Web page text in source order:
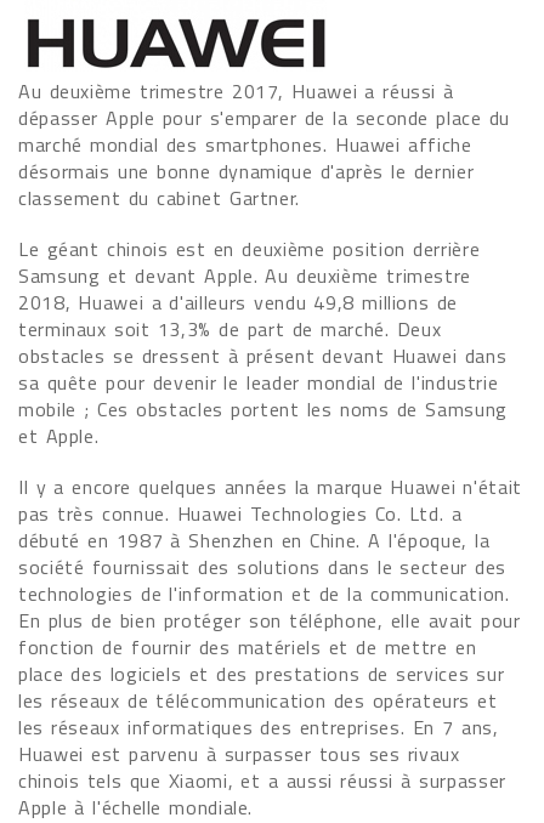
Au deuxième trimestre 2017, Huawei a réussi à
dépasser Apple pour s'emparer de la seconde place du
marché mondial des smartphones. Huawei affiche
désormais une bonne dynamique d'après le dernier
classement du cabinet Gartner.
Le géant chinois est en deuxième position derrière
Samsung et devant Apple. Au deuxième trimestre
2018, Huawei a d'ailleurs vendu 49,8 millions de
terminaux soit 13,3% de part de marché. Deux
obstacles se dressent à présent devant Huawei dans
sa quête pour devenir le leader mondial de l'industrie
mobile ; Ces obstacles portent les noms de Samsung
et Apple.
Il y a encore quelques années la marque Huawei n'était
pas très connue. Huawei Technologies Co. Ltd. a
débuté en 1987 à Shenzhen en Chine. A l'époque, la
société fournissait des solutions dans le secteur des
technologies de l'information et de la communication.
En plus de bien protéger son téléphone, elle avait pour
fonction de fournir des matériels et de mettre en
place des logiciels et des prestations de services sur
les réseaux de télécommunication des opérateurs et
les réseaux informatiques des entreprises. En 7 ans,
Huawei est parvenu à surpasser tous ses rivaux
chinois tels que Xiaomi, et a aussi réussi à surpasser
Apple à l'échelle mondiale.